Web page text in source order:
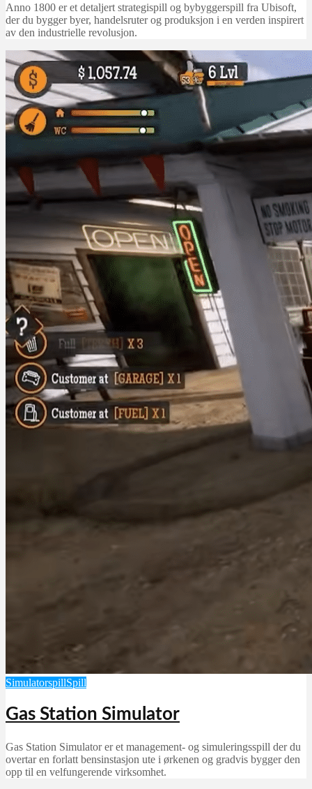
Anno 1800 er et detaljert strategispill og bybyggerspill fra Ubisoft,
der du bygger byer, handelsruter og produksjon i en verden inspirert
av den industrielle revolusjon.
SimulatorspillSpill
Gas Station Simulator
Gas Station Simulator er et management- og simuleringsspill der du
overtar en forlatt bensinstasjon ute i ørkenen og gradvis bygger den
opp til en velfungerende virksomhet.